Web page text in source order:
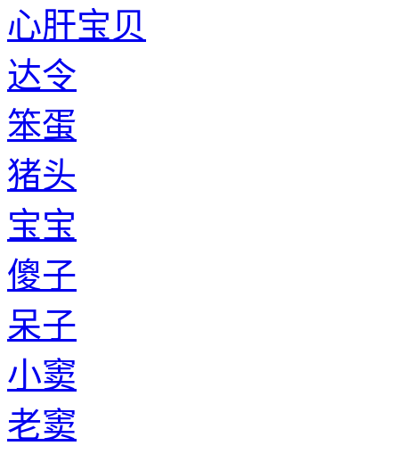
心肝宝贝
达令
笨蛋
猪头
宝宝
傻子
呆子
小窦
老窦